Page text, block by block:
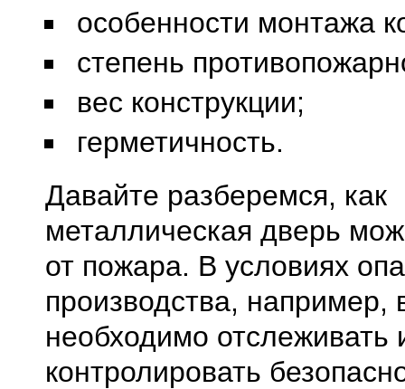
особенности монтажа
степень
вес конструкции;
герметичность.
Давайте разберемся, как
металлическая дверь
от пожара. В условиях
производства, например,
необходимо отслеживать
контролировать